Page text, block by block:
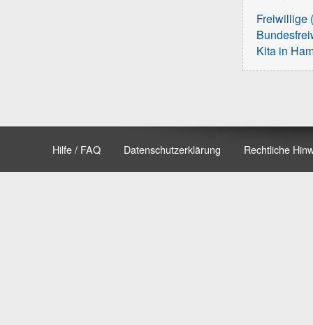
Freiwillige
Kita in
Hilfe / FAQ Datenschutzerklärung Rechtliche